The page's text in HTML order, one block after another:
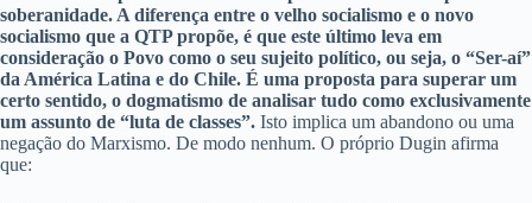
soberanidade. A diferença entre o velho socialismo e o novo
socialismo que a QTP propõe, é que este último leva em
consideração o Povo como o seu sujeito político, ou seja, o “Ser-aí”
da América Latina e do Chile. É uma proposta para superar um
certo sentido, o dogmatismo de analisar tudo como exclusivamente
um assunto de “luta de classes”. Isto implica um abandono ou uma
negação do Marxismo. De modo nenhum. O próprio Dugin afirma
que: